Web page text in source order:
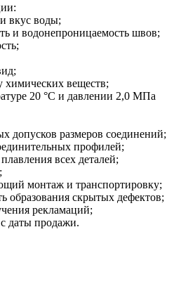
вкус воды;
и водонепроницаемость швов;
химических веществ;
20 °С и давлении 2,0 МПа
допусков размеров соединений;
профилей;
всех деталей;
монтаж и транспортировку;
образования скрытых дефектов;
рекламаций;
даты продажи.